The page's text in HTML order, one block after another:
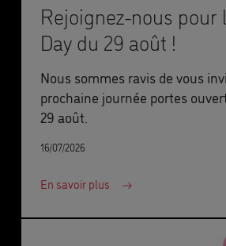
Rejoignez-nous pour
Day du 29 août !
Nous sommes ravis de vous
prochaine journée portes
29 août.
16/07/2026
En savoir plus